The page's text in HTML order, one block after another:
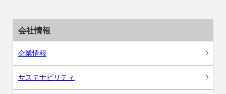
会社情報
企業情報
サステナビリティ